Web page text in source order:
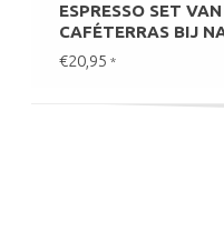
ESPRESSO SET
CAFÉTERRAS BIJ
€20,95 *